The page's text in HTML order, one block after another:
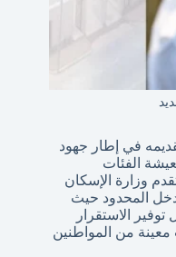
في إطار جهود
الفئات
وزارة الإسكان
المحدود حيث
الاستقرار
معينة من المواطنين